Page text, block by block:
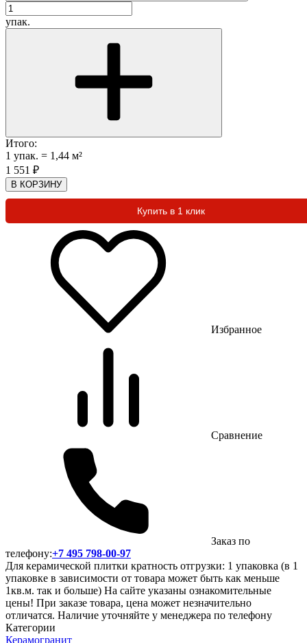
упак.
Итого:
1 упак. = 1,44 м²
1 551 ₽
В КОРЗИНУ
Купить в 1 клик
Избранное
Сравнение
Заказ по
телефону:+7 495 798-00-97
Для керамической плитки кратность отгрузки: 1 упаковка (в 1
упаковке в зависимости от товара может быть как меньше
1кв.м. так и больше) На сайте указаны ознакомительные
цены! При заказе товара, цена может незначительно
отличатся. Наличие уточняйте у менеджера по телефону
Категории
Керамогранит